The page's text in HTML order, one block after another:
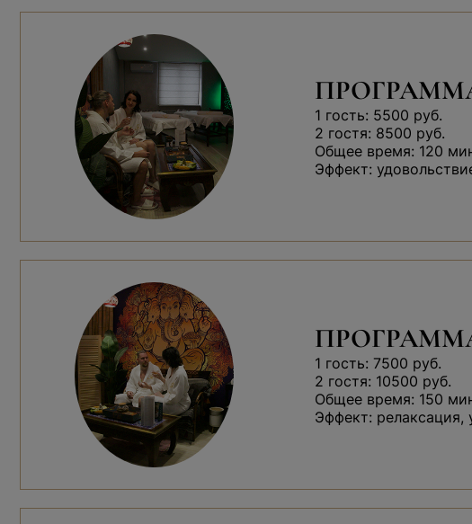
1 гость: 5500 руб.
2 гостя: 8500 руб.
Общее время: 120
Эффект:
1 гость: 7500 руб.
2 гостя: 10500 руб.
Общее время: 150
Эффект: